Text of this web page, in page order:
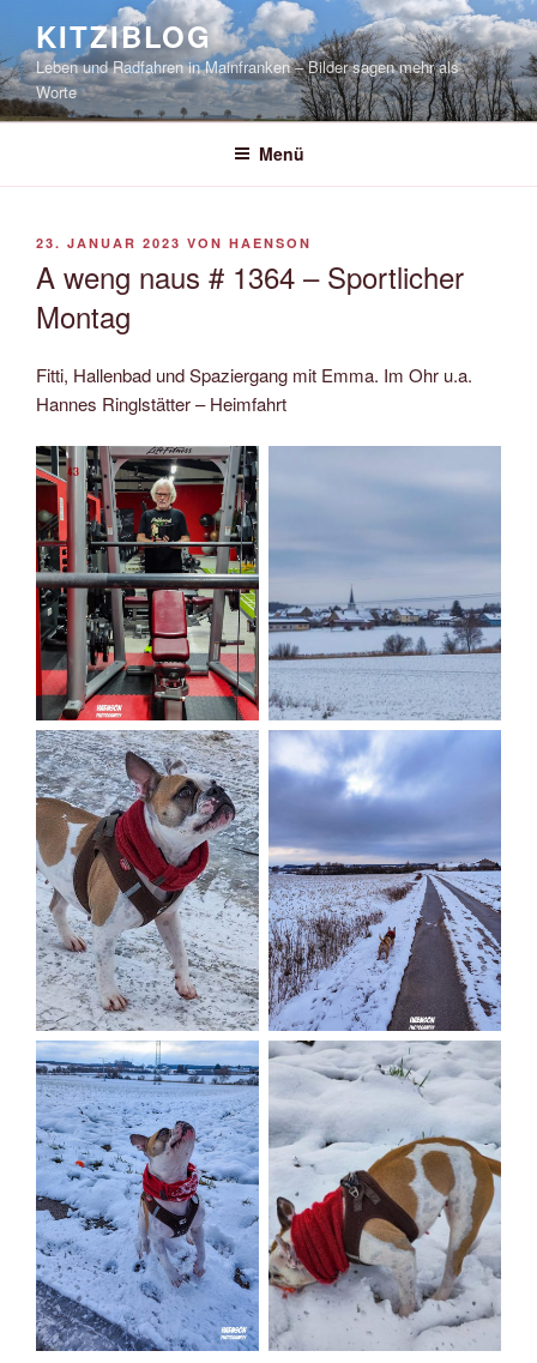
springen
KITZIBLOG
Leben und Radfahren in Mainfranken – Bilder sagen mehr als
Worte
Menü
VERÖFFENTLICHT
23. JANUAR 2023 VON HAENSON
A weng naus # 1364 – Sportlicher
Montag
Fitti, Hallenbad und Spaziergang mit Emma. Im Ohr u.a.
Hannes Ringlstätter – Heimfahrt